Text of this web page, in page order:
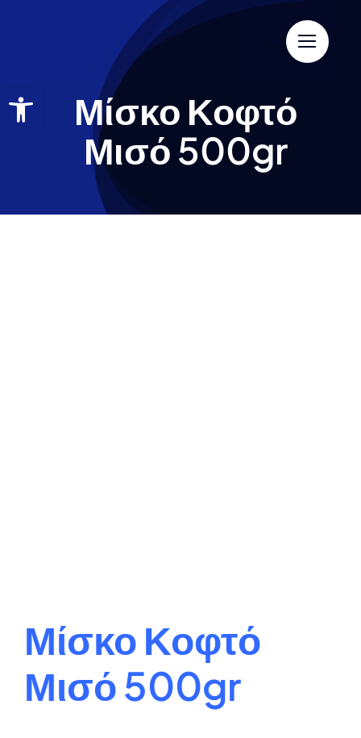
Μίσκο Κοφτό
Μισό 500gr
Μίσκο Κοφτό
Μισό 500gr